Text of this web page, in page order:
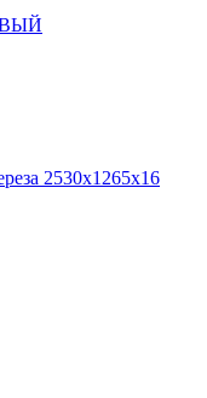
2530х1265х16